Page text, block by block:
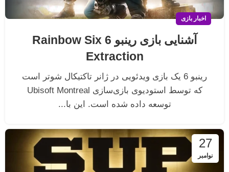
اخبار بازی
آشنایی بازی رینبو 6 Rainbow Six
Extraction
رینبو 6 یک بازی ویدئویی در ژانر تاکتیکال شوتر است
که توسط استودیوی بازی‌سازی Ubisoft Montreal
توسعه داده شده است. این با...
27
نوامبر